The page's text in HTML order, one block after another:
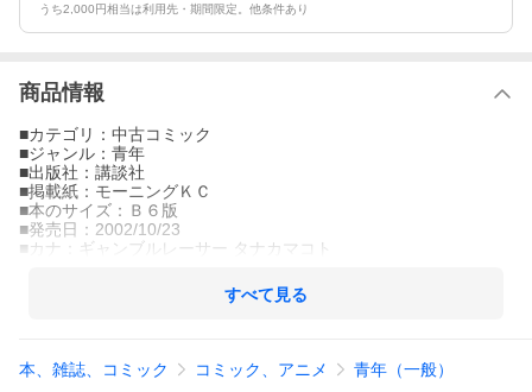
うち2,000円相当は利用先・期間限定。他条件あり
商品情報
■カテゴリ：中古コミック
■ジャンル：青年
■出版社：講談社
■掲載紙：モーニングＫＣ
■本のサイズ：Ｂ６版
■発売日：2002/10/23
■カナ：ギャンブルレーサー タナカマコト
すべて見る
本、雑誌、コミック コミック、アニメ
青年（一般）